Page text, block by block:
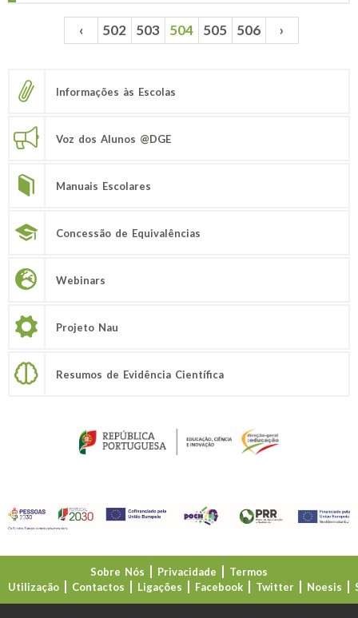
Páginas ‹ 502 503 504 505 506 ›
Informações às Escolas
Voz dos Alunos @DGE
Manuais Escolares
Concessão de Equivalências
Webinars
Projeto Nau
Resumos de Evidência Científica
Sobre Nós Privacidade
Termos
Utilização
Contactos Ligações Facebook Twitter Noesis